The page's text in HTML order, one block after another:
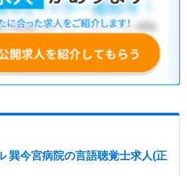
巽今宮病院の言語聴覚士求人(正